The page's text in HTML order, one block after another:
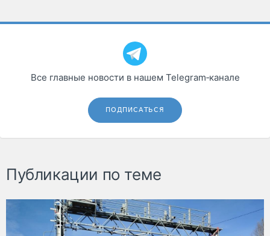
Все главные новости в нашем Telegram‑канале
ПОДПИСАТЬСЯ
Публикации по теме